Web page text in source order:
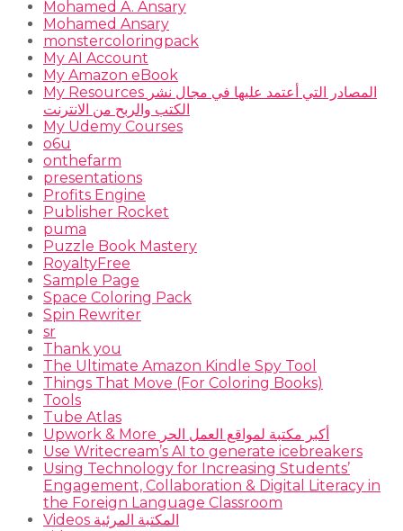
Mohamed A. Ansary
Mohamed Ansary
monstercoloringpack
My AI Account
My Amazon eBook
My Resources المصادر التي أعتمد عليها في مجال نشر
الكتب والربح من الانترنت
My Udemy Courses
o6u
onthefarm
presentations
Profits Engine
Publisher Rocket
puma
Puzzle Book Mastery
RoyaltyFree
Sample Page
Space Coloring Pack
Spin Rewriter
sr
Thank you
The Ultimate Amazon Kindle Spy Tool
Things That Move (For Coloring Books)
Tools
Tube Atlas
Upwork & More أكبر مكتبة لمواقع العمل الحر
Use Writecream’s AI to generate icebreakers
Using Technology for Increasing Students’
Engagement, Collaboration & Digital Literacy in
the Foreign Language Classroom
Videos المكتبة المرئية